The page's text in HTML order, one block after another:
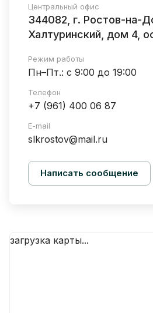
загрузка карты...
Центральный офис
344082, г. Ростов-на-
Халтуринский, дом 4,
Режим работы
Пн–Пт.: с 9:00 до 19:00
Телефон
+7 (961) 400 06 87
E-mail
slkrostov@mail.ru
Написать сообщение